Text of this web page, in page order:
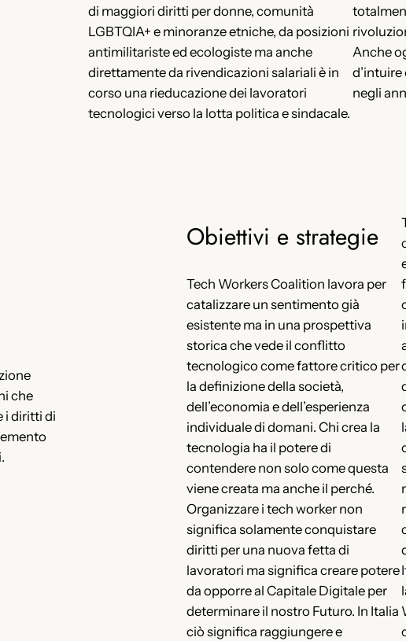
di maggiori diritti per donne, comunità
LGBTQIA+ e minoranze etniche, da posizioni
antimilitariste ed ecologiste ma anche
direttamente da rivendicazioni salariali è in
corso una rieducazione dei lavoratori
tecnologici verso la lotta politica e sindacale.
Anche
negli
che
i diritti di
Obiettivi e strategie
Tech Workers Coalition lavora per
catalizzare un sentimento già
esistente ma in una prospettiva
storica che vede il conflitto
tecnologico come fattore critico per
la definizione della società,
dell’economia e dell’esperienza
individuale di domani. Chi crea la
tecnologia ha il potere di
contendere non solo come questa
viene creata ma anche il perché.
Organizzare i tech worker non
significa solamente conquistare
diritti per una nuova fetta di
lavoratori ma significa creare potere
da opporre al Capitale Digitale per
determinare il nostro Futuro. In Italia
ciò significa raggiungere e